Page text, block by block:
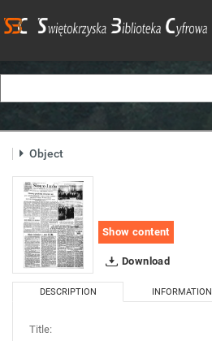
Object
Show content
Download
DESCRIPTION INFORMATION
Title: